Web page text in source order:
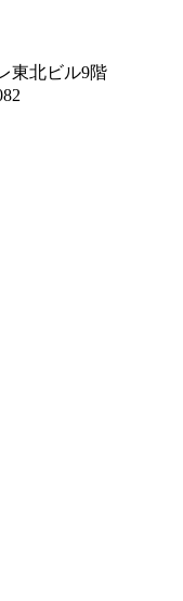
東北ビル9階